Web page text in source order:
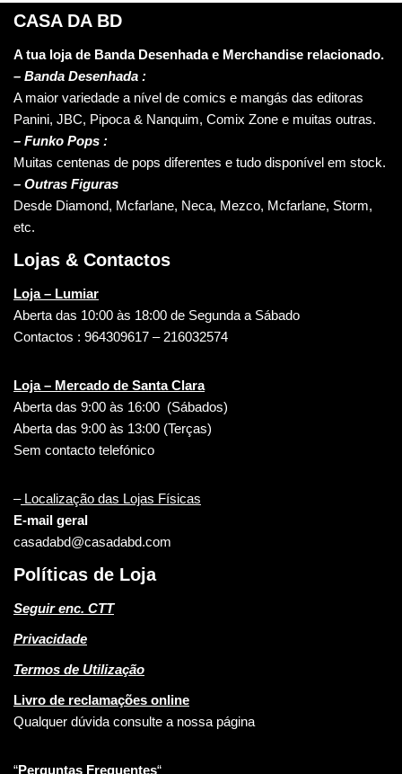
CASA DA BD
A tua loja de Banda Desenhada e Merchandise relacionado.
– Banda Desenhada :
A maior variedade a nível de comics e mangás das editoras
Panini, JBC, Pipoca & Nanquim, Comix Zone e muitas outras.
– Funko Pops :
Muitas centenas de pops diferentes e tudo disponível em stock.
– Outras Figuras
Desde Diamond, Mcfarlane, Neca, Mezco, Mcfarlane, Storm,
etc.
Lojas & Contactos
Loja – Lumiar
Aberta das 10:00 às 18:00 de Segunda a Sábado
Contactos : 964309617 – 216032574
Loja – Mercado de Santa Clara
Aberta das 9:00 às 16:00 (Sábados)
Aberta das 9:00 às 13:00 (Terças)
Sem contacto telefónico
–Localização das Lojas Físicas
E-mail geral
casadabd@casadabd.com
Políticas de Loja
Seguir enc. CTT
Privacidade
Termos de Utilização
Livro de reclamações online
Qualquer dúvida consulte a nossa página
“Perguntas Frequentes“